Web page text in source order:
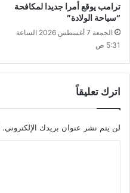
ترامب يوقع أمرا جديدا لمكافحة
“سياحة الولادة”
الجمعة 7 أغسطس 2026 الساعة
5:31 ص
اترك تعليقاً
لن يتم نشر عنوان بريدك الإلكتروني.